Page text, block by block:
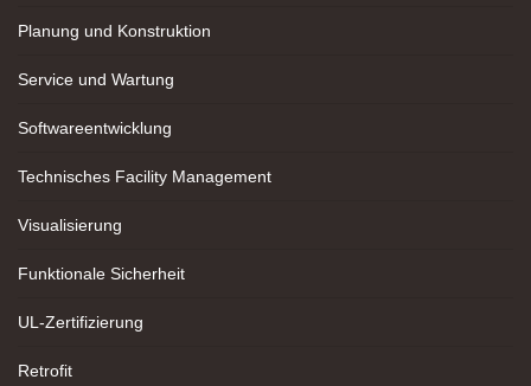
Planung und Konstruktion
Service und Wartung
Softwareentwicklung
Technisches Facility Management
Visualisierung
Funktionale Sicherheit
UL-Zertifizierung
Retrofit